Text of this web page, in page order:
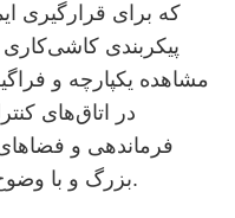
که برای قرارگیری
پیکربندی
مشاهده یکپارچه و
در اتاق‌های
فرماندهی و
بزرگ و با وضوح بالا نیاز است، استفاده می‌شوند.